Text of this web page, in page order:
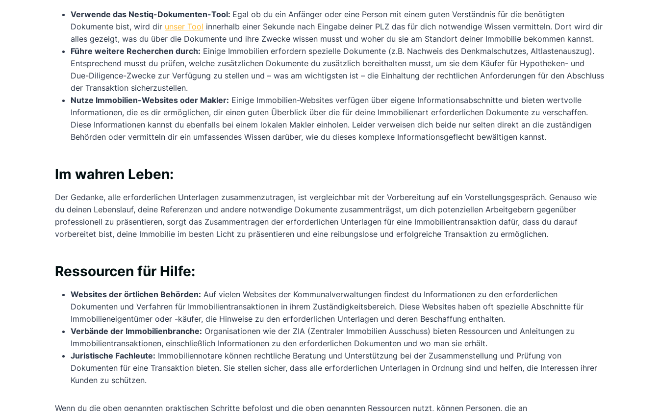
Verwende das Nestiq-Dokumenten-Tool: Egal ob du ein Anfänger oder eine Person mit einem guten Verständnis für die benötigten
Dokumente bist, wird dir unser Tool innerhalb einer Sekunde nach Eingabe deiner PLZ das für dich notwendige Wissen vermitteln. Dort wird dir
alles gezeigt, was du über die Dokumente und ihre Zwecke wissen musst und woher du sie am Standort deiner Immobilie bekommen kannst.
Führe weitere Recherchen durch: Einige Immobilien erfordern spezielle Dokumente (z.B. Nachweis des Denkmalschutzes, Altlastenauszug).
Entsprechend musst du prüfen, welche zusätzlichen Dokumente du zusätzlich bereithalten musst, um sie dem Käufer für Hypotheken- und
Due-Diligence-Zwecke zur Verfügung zu stellen und – was am wichtigsten ist – die Einhaltung der rechtlichen Anforderungen für den Abschluss
der Transaktion sicherzustellen.
Nutze Immobilien-Websites oder Makler: Einige Immobilien-Websites verfügen über eigene Informationsabschnitte und bieten wertvolle
Informationen, die es dir ermöglichen, dir einen guten Überblick über die für deine Immobilienart erforderlichen Dokumente zu verschaffen.
Diese Informationen kannst du ebenfalls bei einem lokalen Makler einholen. Leider verweisen dich beide nur selten direkt an die zuständigen
Behörden oder vermitteln dir ein umfassendes Wissen darüber, wie du dieses komplexe Informationsgeflecht bewältigen kannst.
Im wahren Leben:
Der Gedanke, alle erforderlichen Unterlagen zusammenzutragen, ist vergleichbar mit der Vorbereitung auf ein Vorstellungsgespräch. Genauso wie
du deinen Lebenslauf, deine Referenzen und andere notwendige Dokumente zusammenträgst, um dich potenziellen Arbeitgebern gegenüber
professionell zu präsentieren, sorgt das Zusammentragen der erforderlichen Unterlagen für eine Immobilientransaktion dafür, dass du darauf
vorbereitet bist, deine Immobilie im besten Licht zu präsentieren und eine reibungslose und erfolgreiche Transaktion zu ermöglichen.
Ressourcen für Hilfe:
Websites der örtlichen Behörden: Auf vielen Websites der Kommunalverwaltungen findest du Informationen zu den erforderlichen
Dokumenten und Verfahren für Immobilientransaktionen in ihrem Zuständigkeitsbereich. Diese Websites haben oft spezielle Abschnitte für
Immobilieneigentümer oder -käufer, die Hinweise zu den erforderlichen Unterlagen und deren Beschaffung enthalten.
Verbände der Immobilienbranche: Organisationen wie der ZIA (Zentraler Immobilien Ausschuss) bieten Ressourcen und Anleitungen zu
Immobilientransaktionen, einschließlich Informationen zu den erforderlichen Dokumenten und wo man sie erhält.
Juristische Fachleute: Immobiliennotare können rechtliche Beratung und Unterstützung bei der Zusammenstellung und Prüfung von
Dokumenten für eine Transaktion bieten. Sie stellen sicher, dass alle erforderlichen Unterlagen in Ordnung sind und helfen, die Interessen ihrer
Kunden zu schützen.
Wenn du die oben genannten praktischen Schritte befolgst und die oben genannten Ressourcen nutzt, können Personen, die an